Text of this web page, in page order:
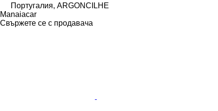
Португалия, ARGONCILHE
Manaiacar
Свържете се с продавача